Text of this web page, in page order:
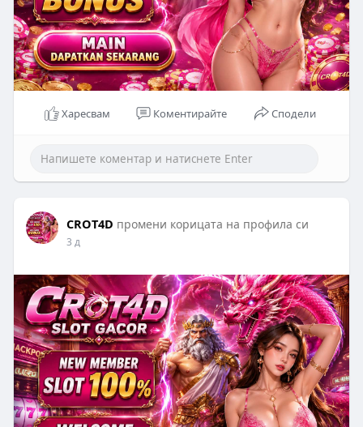
Харесвам Коментирайте Сподели
CROT4D промени корицата на профила си
3 д